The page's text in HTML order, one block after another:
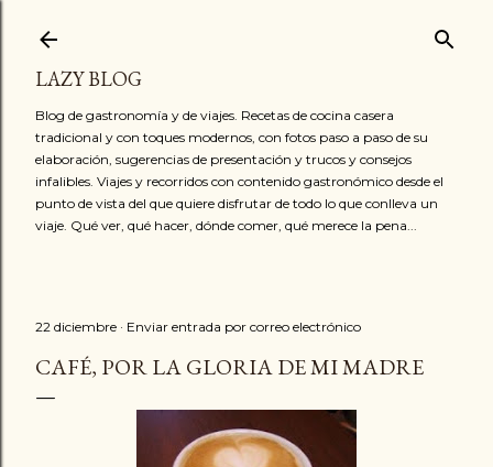
LAZY BLOG
Blog de gastronomía y de viajes. Recetas de cocina casera
tradicional y con toques modernos, con fotos paso a paso de su
elaboración, sugerencias de presentación y trucos y consejos
infalibles. Viajes y recorridos con contenido gastronómico desde el
punto de vista del que quiere disfrutar de todo lo que conlleva un
viaje. Qué ver, qué hacer, dónde comer, qué merece la pena...
22 diciembre Enviar entrada por correo electrónico
CAFÉ, POR LA GLORIA DE MI MADRE